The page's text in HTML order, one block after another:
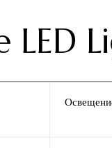
LED